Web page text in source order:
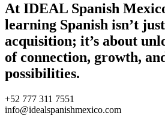
At IDEAL Spanish
learning Spanish isn’t
acquisition; it’s about
of connection, growth,
possibilities.
+52 777 311 7551
info@idealspanishmexico.com